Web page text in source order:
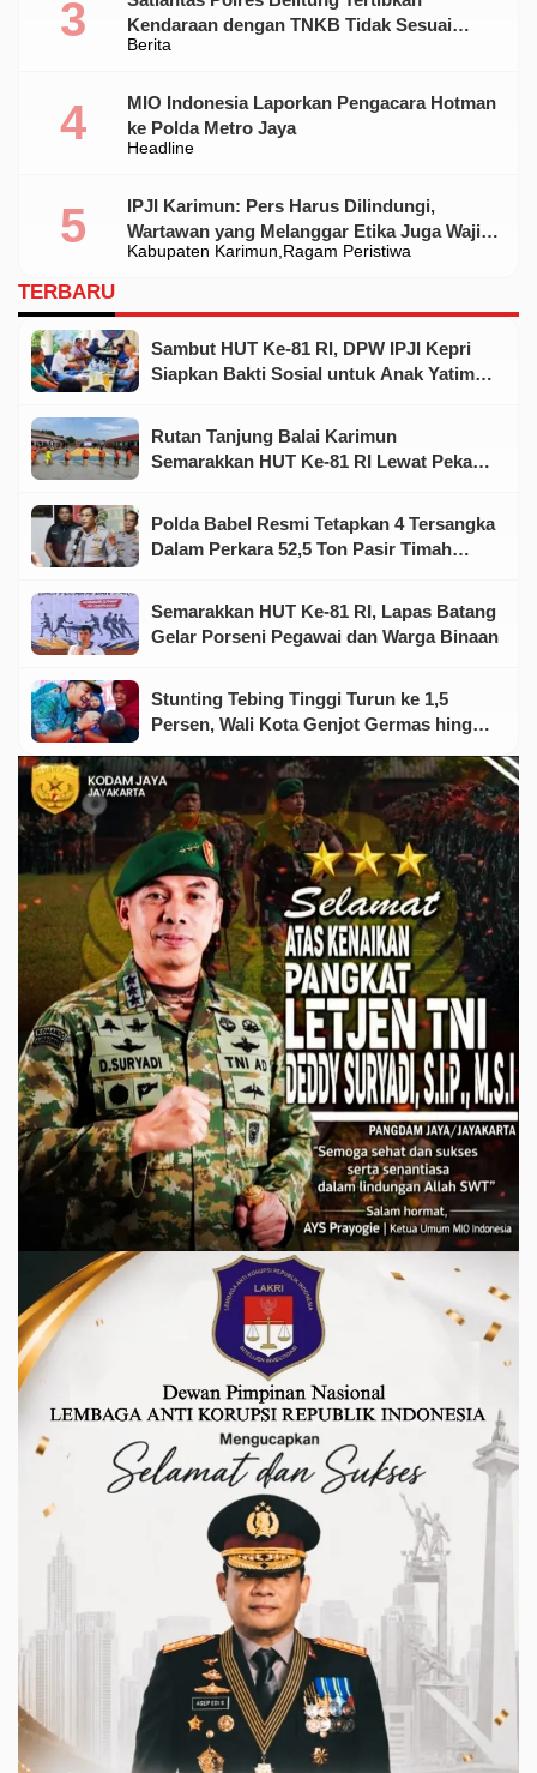
Berita
Kendaraan dengan TNKB Tidak Sesuai
Standar
Headline
MIO Indonesia Laporkan Pengacara Hotman
ke Polda Metro Jaya
Kabupaten Karimun Ragam Peristiwa
IPJI Karimun: Pers Harus Dilindungi,
Wartawan yang Melanggar Etika Juga Wajib
Dikoreksi
TERBARU
Sambut HUT Ke-81 RI, DPW IPJI Kepri
Siapkan Bakti Sosial untuk Anak Yatim
Rutan Tanjung Balai Karimun
Semarakkan HUT Ke-81 RI Lewat Pekan
Polda Babel Resmi Tetapkan 4 Tersangka
Dalam Perkara 52,5 Ton Pasir Timah
Semarakkan HUT Ke-81 RI, Lapas Batang
Gelar Porseni Pegawai dan Warga Binaan
Stunting Tebing Tinggi Turun ke 1,5
Persen, Wali Kota Genjot Germas hingga